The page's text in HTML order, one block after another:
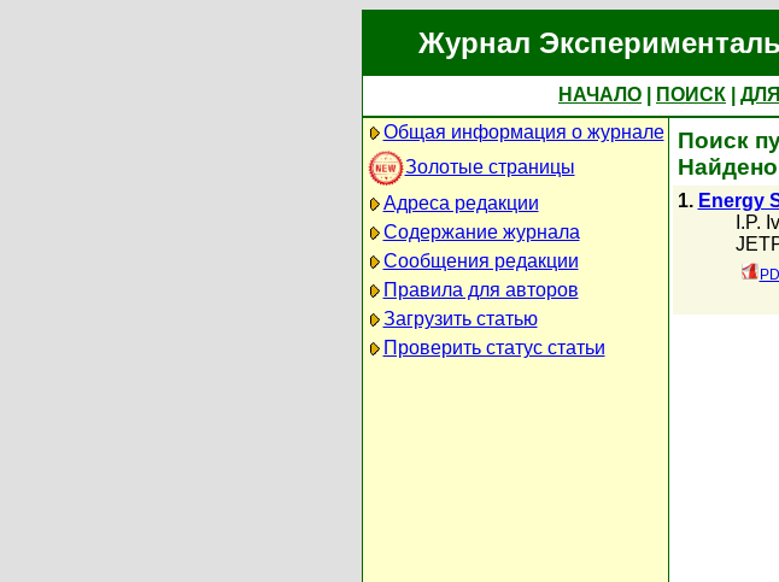
Журнал
НАЧАЛО ПОИСК
Общая информация о журнале
Золотые страницы
Адреса редакции
Содержание журнала
Сообщения редакции
Правила для авторов
Загрузить статью
Проверить статус статьи
Поиск
1. Energy
I.P.